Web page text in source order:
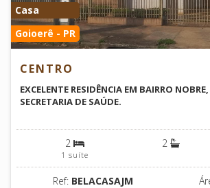
Casa
Goioerê - PR
CENTRO
EXCELENTE RESIDÊNCIA EM BAIRRO
SECRETARIA DE SAÚDE.
2
1 suíte
2
Ref: BELACASAJM